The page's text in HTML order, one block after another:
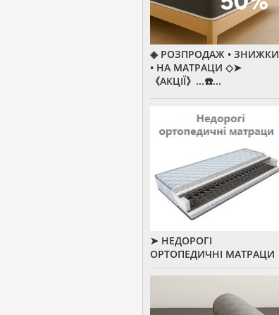
◈ РОЗПРОДАЖ • ЗНИЖКИ
• НА МАТРАЦИ ◇➤
《АКЦІЇ》...☎️...
➤ НЕДОРОГІ
ОРТОПЕДИЧНІ МАТРАЦИ